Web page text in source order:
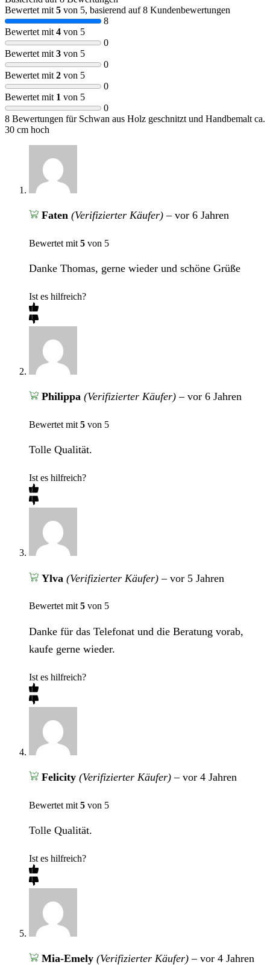
Bewertet mit 5 von 5, basierend auf8 Kundenbewertungen
8
Bewertet mit 4 von 5
0
Bewertet mit 3 von 5
0
Bewertet mit 2 von 5
0
Bewertet mit 1 von 5
0
8 Bewertungen für Schwan aus Holz geschnitzt und Handbemalt ca.
30 cm hoch
Faten (Verifizierter Käufer) – vor 6 Jahren
Bewertet mit 5 von 5
Danke Thomas, gerne wieder und schöne Grüße
Ist es hilfreich?
Philippa (Verifizierter Käufer) – vor 6 Jahren
Bewertet mit 5 von 5
Tolle Qualität.
Ist es hilfreich?
Ylva (Verifizierter Käufer) – vor 5 Jahren
Bewertet mit5 von 5
Danke für das Telefonat und die Beratung vorab,
kaufe gerne wieder.
Ist es hilfreich?
Felicity (Verifizierter Käufer) – vor 4 Jahren
Bewertet mit 5 von 5
Tolle Qualität.
Ist es hilfreich?
Mia-Emely (Verifizierter Käufer) – vor 4 Jahren